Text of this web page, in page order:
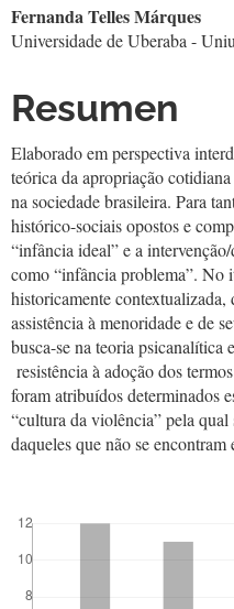
Contenido
del
artículo
Fernanda Telles Márques
Universidade de Uberaba -
Resumen
Elaborado em perspectiva
teórica da apropriação
na sociedade brasileira. Para
histórico-sociais opostos e
“infância ideal” e a
como “infância problema”. No
historicamente
assistência à menoridade e de
busca-se na teoria psicanalítica
resistência à adoção dos
foram atribuídos determinados
“cultura da violência” pela
daqueles que não se